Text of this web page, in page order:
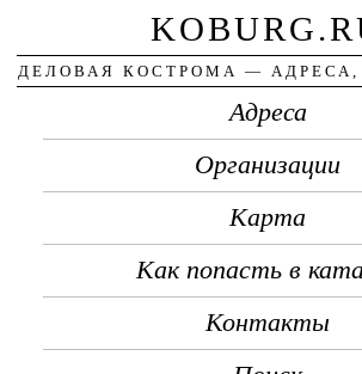
ДЕЛОВАЯ КОСТРОМА — АДРЕСА,
Адреса
Организации
Карта
Как попасть в
Контакты